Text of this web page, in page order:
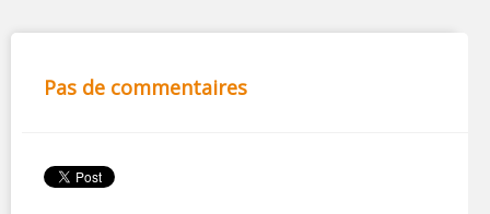
Pas de commentaires